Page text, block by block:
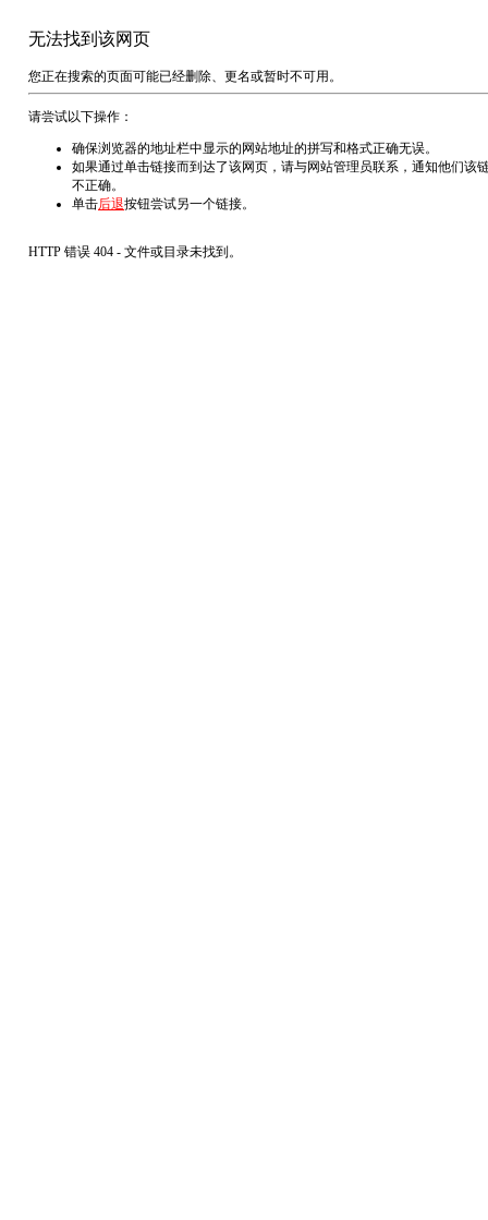
无法找到该网页
您正在搜索的页面可能已经删除、更名或暂时不可用。
请尝试以下操作：
确保浏览器的地址栏中显示的网站地址的拼写和格式正确无误。
如果通过单击链接而到达了该网页，请与网站管理员联系，通知他们该
不正确。
单击后退按钮尝试另一个链接。
HTTP 错误 404 - 文件或目录未找到。